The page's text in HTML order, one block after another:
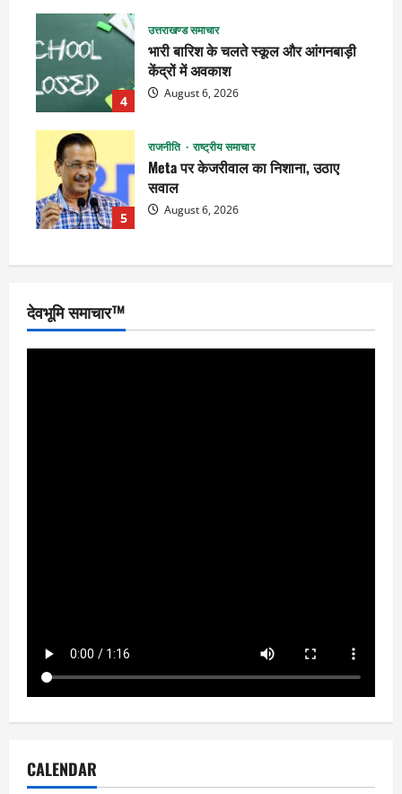
4
उत्तराखण्ड समाचार
भारी बारिश के चलते स्कूल और आंगनबाड़ी
केंद्रों में अवकाश
August 6, 2026
5
राजनीति राष्ट्रीय समाचार
Meta पर केजरीवाल का निशाना, उठाए
सवाल
August 6, 2026
देवभूमि समाचार™
CALENDAR